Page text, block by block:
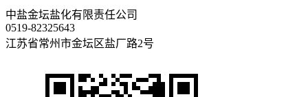
中盐金坛盐化有限责任公司
0519-82325643
江苏省常州市金坛区盐厂路2号